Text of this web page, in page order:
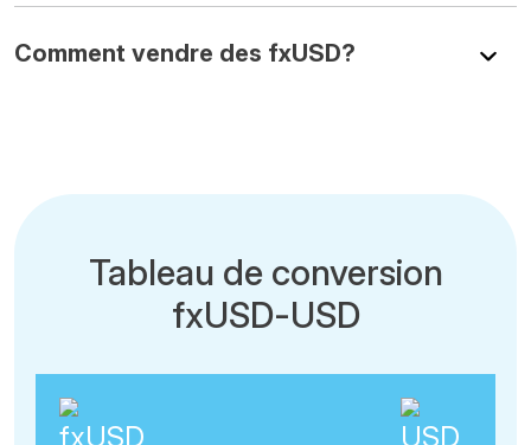
Comment vendre des fxUSD?
Tableau de conversion
fxUSD-USD